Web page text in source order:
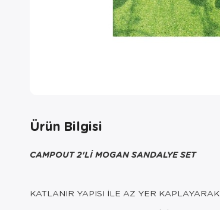
Ürün Bilgisi
CAMPOUT 2'Lİ MOGAN SANDALYE SET
KATLANIR YAPISI İLE AZ YER KAPLAYARAK